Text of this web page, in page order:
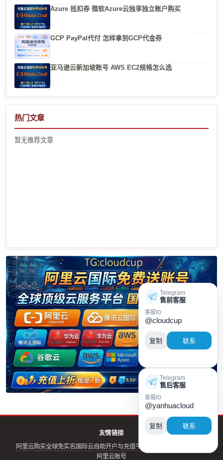
Azure 抵扣券 微软Azure云独享独立账户购买
GCP PayPal代付 怎样拿到GCP代金券
亚马逊云新加坡账号 AWS EC2规格怎么选
热门文章
暂无推荐文章
友情链接
阿里云购买全球免实名 国际云自助开户与充值平台
阿里云账号
Telegram
售前客服
客服ID
@cloudcup
复制 联系
Telegram
售后客服
客服ID
@yanhuacloud
复制 联系